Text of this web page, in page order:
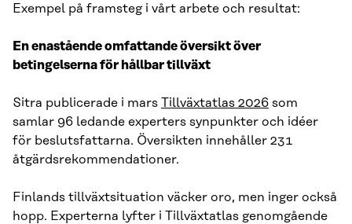
Exempel på framsteg i vårt arbete och resultat:
En enastående omfattande översikt över
betingelserna för hållbar tillväxt
Sitra publicerade i mars Tillväxtatlas 2026 som
samlar 96 ledande experters synpunkter och idéer
för beslutsfattarna. Översikten innehåller 231
åtgärdsrekommendationer.
Finlands tillväxtsituation väcker oro, men inger också
hopp. Experterna lyfter i Tillväxtatlas genomgående